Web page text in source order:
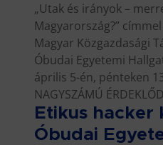
„Utak és irányok –
Magyarország?”
Magyar Közgazdasági
Óbudai Egyetemi
április 5-én, pénteken
NAGYSZÁMÚ
Etikus hacker
Óbudai